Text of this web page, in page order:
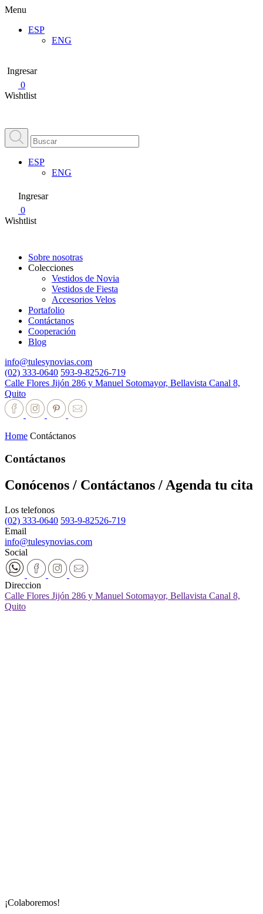
Menu
ESP
ENG
Ingresar
0
Wishtlist
ESP
ENG
Ingresar
0
Wishtlist
Sobre nosotras
Colecciones
Vestidos de Novia
Vestidos de Fiesta
Accesorios Velos
Portafolio
Contáctanos
Cooperación
Blog
info@tulesynovias.com
(02) 333-0640 593-9-82526-719
Calle Flores Jijón 286 y Manuel Sotomayor, Bellavista Canal 8,
Quito
Home Contáctanos
Contáctanos
Conócenos / Contáctanos / Agenda tu cita
Los telefonos
(02) 333-0640 593-9-82526-719
Email
info@tulesynovias.com
Social
Direccion
Calle Flores Jijón 286 y Manuel Sotomayor, Bellavista Canal 8,
Quito
¡Colaboremos!